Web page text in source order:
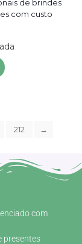
212 →
com
presentes